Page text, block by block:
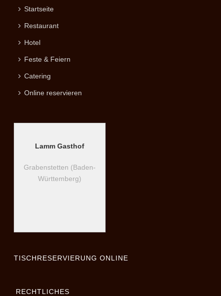
Startseite
Restaurant
Hotel
Feste & Feiern
Catering
Online reservieren
Lamm Gasthof
Grabenstetten (Baden-
Württemberg)
TISCHRESERVIERUNG ONLINE
RECHTLICHES